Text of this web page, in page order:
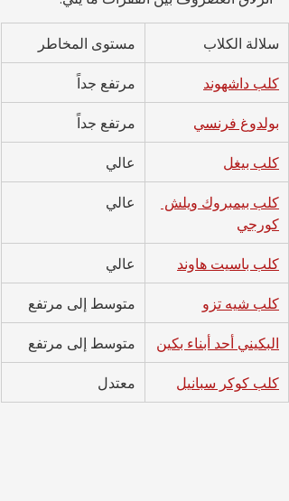
سلالة الكلاب مستوى المخاطر
كلب داشهوند مرتفع جداً
بولدوغ فرنسي مرتفع جداً
كلب بيغل عالي
كلب بيمبروك ويلش
كورجي
عالي
كلب باسيت هاوند عالي
كلب شيه تزو متوسط إلى مرتفع
البكيني أحد أبناء بكين متوسط إلى مرتفع
كلب كوكر سبانيل معتدل